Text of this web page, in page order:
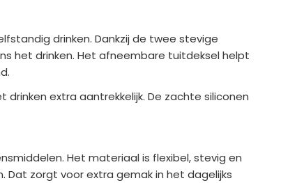
drinken. Dankzij de twee stevige
het drinken. Het afneembare tuitdeksel helpt
extra aantrekkelijk. De zachte siliconen
Het materiaal is flexibel, stevig en
Dat zorgt voor extra gemak in het dagelijks